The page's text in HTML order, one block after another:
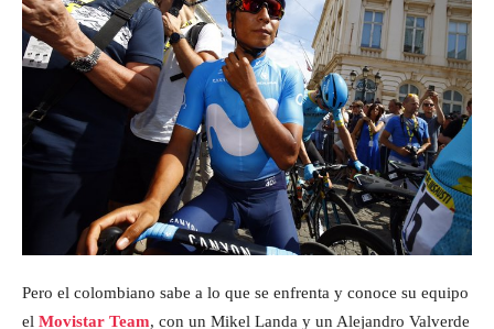
Pero el colombiano sabe a lo que se enfrenta y conoce su equipo
el Movistar Team, con un Mikel Landa y un Alejandro Valverde